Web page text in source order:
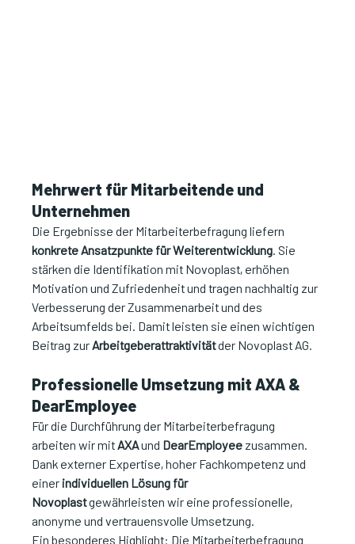
Mehrwert für Mitarbeitende und
Unternehmen
Die Ergebnisse der Mitarbeiterbefragung liefern
konkrete Ansatzpunkte für Weiterentwicklung . Sie
stärken die Identifikation mit Novoplast, erhöhen
Motivation und Zufriedenheit und tragen nachhaltig zur
Verbesserung der Zusammenarbeit und des
Arbeitsumfelds bei. Damit leisten sie einen wichtigen
Beitrag zur Arbeitgeberattraktivität der Novoplast AG.
Professionelle Umsetzung mit AXA &
DearEmployee
Für die Durchführung der Mitarbeiterbefragung
arbeiten wir mit AXA und DearEmployee zusammen.
Dank externer Expertise, hoher Fachkompetenz und
einer individuellen Lösung für
Novoplast gewährleisten wir eine professionelle,
anonyme und vertrauensvolle Umsetzung.
Ein besonderes Highlight: Die Mitarbeiterbefragung